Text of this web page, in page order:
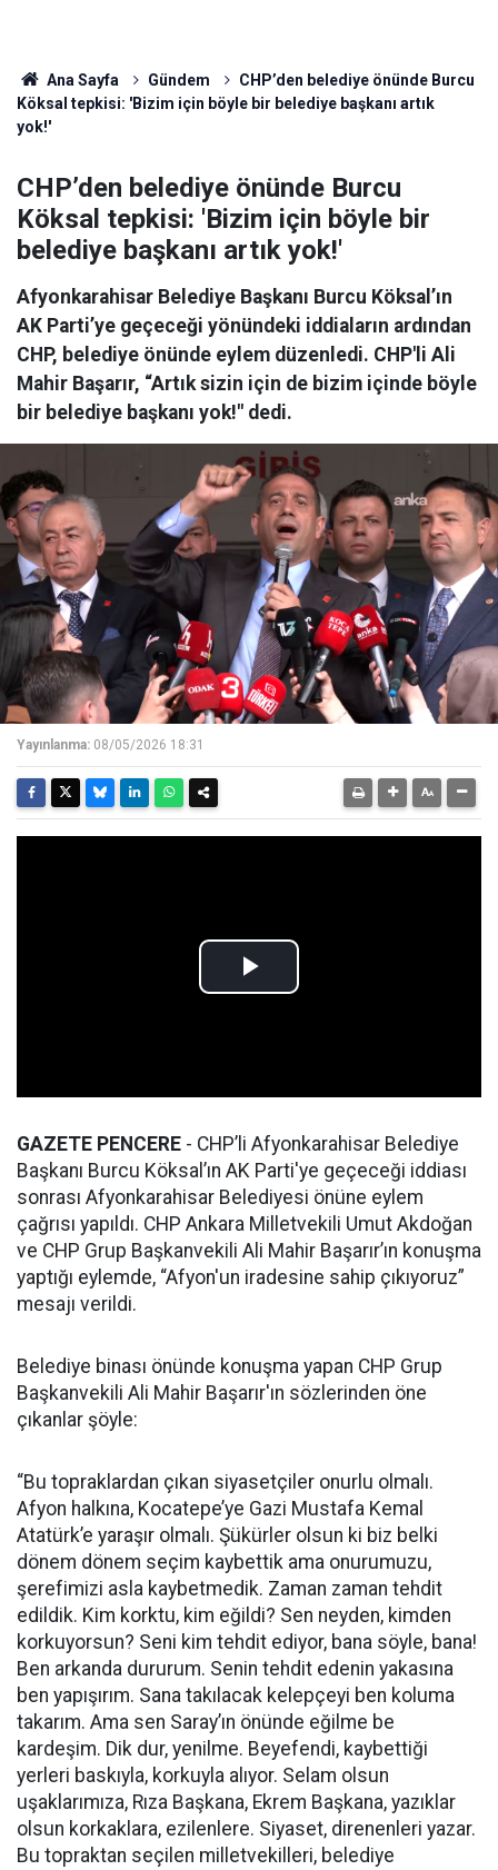
Ana Sayfa Gündem
CHP’den belediye önünde Burcu
Köksal tepkisi: 'Bizim için böyle bir belediye başkanı artık
yok!'
CHP’den belediye önünde Burcu
Köksal tepkisi: 'Bizim için böyle bir
belediye başkanı artık yok!'
Afyonkarahisar Belediye Başkanı Burcu Köksal’ın
AK Parti’ye geçeceği yönündeki iddiaların ardından
CHP, belediye önünde eylem düzenledi. CHP'li Ali
Mahir Başarır, “Artık sizin için de bizim içinde böyle
bir belediye başkanı yok!" dedi.
Yayınlanma: 08/05/2026 18:31
GAZETE PENCERE - CHP’li Afyonkarahisar Belediye
Başkanı Burcu Köksal’ın AK Parti'ye geçeceği iddiası
sonrası Afyonkarahisar Belediyesi önüne eylem
çağrısı yapıldı. CHP Ankara Milletvekili Umut Akdoğan
ve CHP Grup Başkanvekili Ali Mahir Başarır’ın konuşma
yaptığı eylemde, “Afyon'un iradesine sahip çıkıyoruz”
mesajı verildi.
Belediye binası önünde konuşma yapan CHP Grup
Başkanvekili Ali Mahir Başarır'ın sözlerinden öne
çıkanlar şöyle:
“Bu topraklardan çıkan siyasetçiler onurlu olmalı.
Afyon halkına, Kocatepe’ye Gazi Mustafa Kemal
Atatürk’e yaraşır olmalı. Şükürler olsun ki biz belki
dönem dönem seçim kaybettik ama onurumuzu,
şerefimizi asla kaybetmedik. Zaman zaman tehdit
edildik. Kim korktu, kim eğildi? Sen neyden, kimden
korkuyorsun? Seni kim tehdit ediyor, bana söyle, bana!
Ben arkanda dururum. Senin tehdit edenin yakasına
ben yapışırım. Sana takılacak kelepçeyi ben koluma
takarım. Ama sen Saray’ın önünde eğilme be
kardeşim. Dik dur, yenilme. Beyefendi, kaybettiği
yerleri baskıyla, korkuyla alıyor. Selam olsun
uşaklarımıza, Rıza Başkana, Ekrem Başkana, yazıklar
olsun korkaklara, ezilenlere. Siyaset, direnenleri yazar.
Bu topraktan seçilen milletvekilleri, belediye